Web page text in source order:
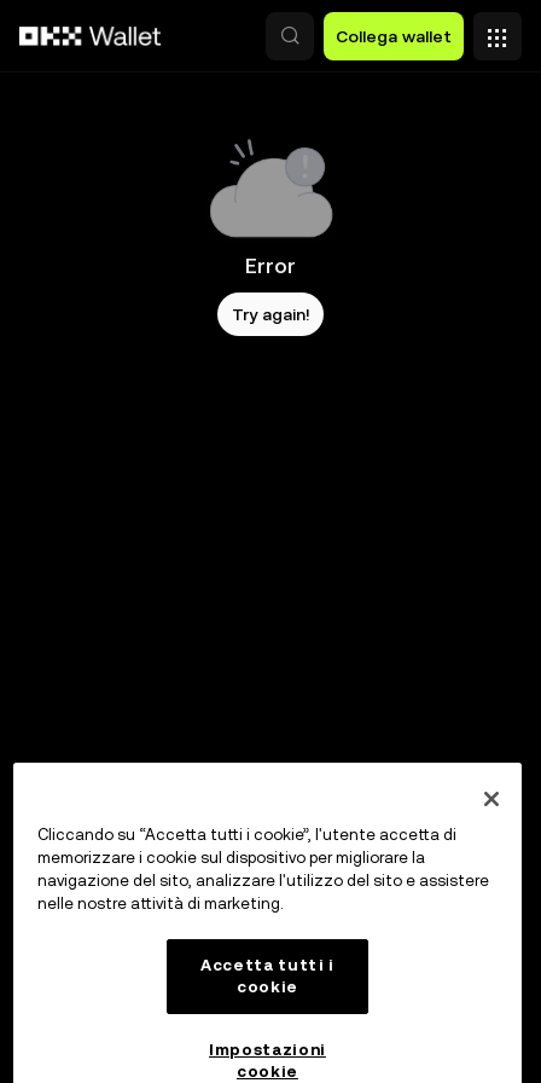
Collega wallet
Error
Try again!
Cliccando su “Accetta tutti i cookie”, l'utente accetta di
memorizzare i cookie sul dispositivo per migliorare la
navigazione del sito, analizzare l'utilizzo del sito e assistere
nelle nostre attività di marketing.
Accetta tutti i
cookie
Impostazioni
cookie